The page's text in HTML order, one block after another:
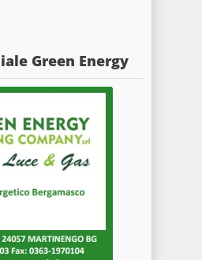
Green Energy